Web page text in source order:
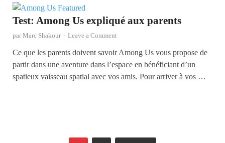
Test: Among Us expliqué aux parents
parMarc Shakour - Leave a Comment
Ce que les parents doivent savoir Among Us vous propose de
partir dans une aventure dans l’espace en bénéficiant d’un
spatieux vaisseau spatial avec vos amis. Pour arriver à vos …